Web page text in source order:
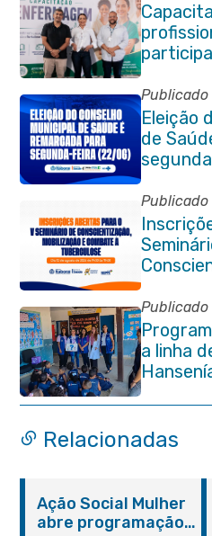
em
Itaboraí
Eleição
de
e
Itaboraí
a linha
de
Relacionadas
Ação Social Mulher
abre programação